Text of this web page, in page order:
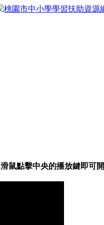
滑鼠點擊中央的播放鍵即可